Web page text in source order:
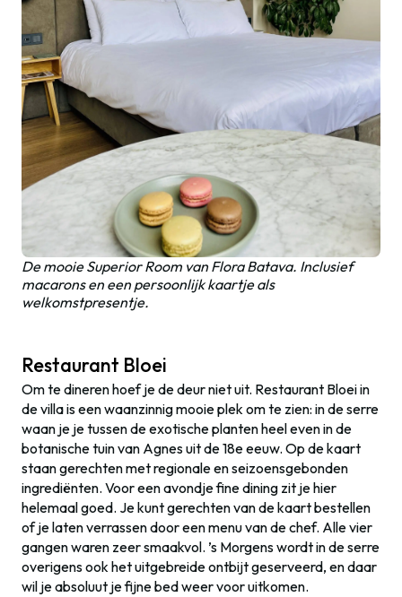
De mooie Superior Room van Flora Batava. Inclusief
macarons en een persoonlijk kaartje als
welkomstpresentje.
Restaurant Bloei
Om te dineren hoef je de deur niet uit. Restaurant Bloei in
de villa is een waanzinnig mooie plek om te zien: in de serre
waan je je tussen de exotische planten heel even in de
botanische tuin van Agnes uit de 18e eeuw. Op de kaart
staan gerechten met regionale en seizoensgebonden
ingrediënten. Voor een avondje fine dining zit je hier
helemaal goed. Je kunt gerechten van de kaart bestellen
of je laten verrassen door een menu van de chef. Alle vier
gangen waren zeer smaakvol. ’s Morgens wordt in de serre
overigens ook het uitgebreide ontbijt geserveerd, en daar
wil je absoluut je fijne bed weer voor uitkomen.